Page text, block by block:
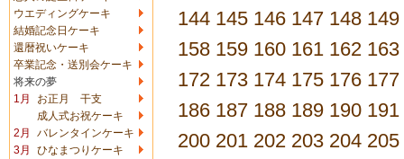
ウエディングケーキ
結婚記念日ケーキ
還暦祝いケーキ
卒業記念・送別会ケーキ
将来の夢
1月
お正月 干支
成人式お祝ケーキ
2月
バレンタインケーキ
3月
ひなまつりケーキ
144 145 146 147 148 149
158 159 160 161 162 163
172 173 174 175 176 177
186 187 188 189 190 191
200 201 202 203 204 205